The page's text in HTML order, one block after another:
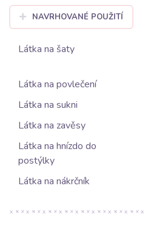
NAVRHOVANÉ POUŽITÍ
Látka na šaty
Látka na povlečení
Látka na sukni
Látka na zavěsy
Látka na hnízdo do
postýlky
Látka na nákrčník